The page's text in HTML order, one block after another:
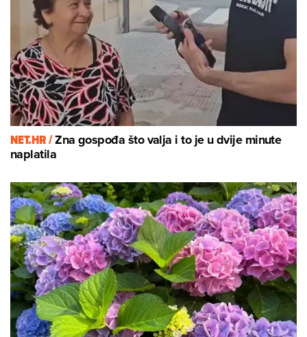
NET.HR /Zna gospođa što valja i to je u dvije minute
naplatila